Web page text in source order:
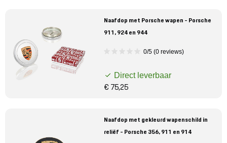
Naafdop met Porsche wapen - Porsche
911, 924 en 944
0/5 (0 reviews)
Direct leverbaar
€ 75,25
Naafdop met gekleurd wapenschild in
reliëf - Porsche 356, 911 en 914